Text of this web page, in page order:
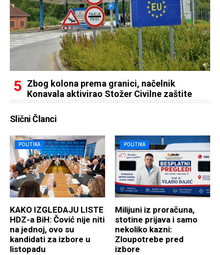
Zbog kolona prema granici, načelnik
Konavala aktivirao Stožer Civilne zaštite
Slični Članci
POLITIKA
KAKO IZGLEDAJU LISTE
HDZ-a BiH: Čović nije niti
na jednoj, ovo su
kandidati za izbore u
listopadu
POLITIKA
Milijuni iz proračuna,
stotine prijava i samo
nekoliko kazni:
Zloupotrebe pred
izbore